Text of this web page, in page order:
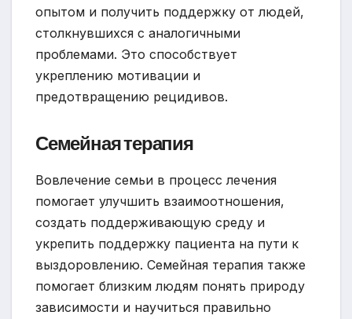
опытом и получить поддержку от людей,
столкнувшихся с аналогичными
проблемами. Это способствует
укреплению мотивации и
предотвращению рецидивов.
Семейная терапия
Вовлечение семьи в процесс лечения
помогает улучшить взаимоотношения,
создать поддерживающую среду и
укрепить поддержку пациента на пути к
выздоровлению. Семейная терапия также
помогает близким людям понять природу
зависимости и научиться правильно